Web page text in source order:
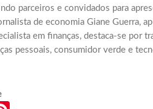
parceiros e convidados para
de economia Giane Guerra,
em finanças, destaca-se por
pessoais, consumidor verde e